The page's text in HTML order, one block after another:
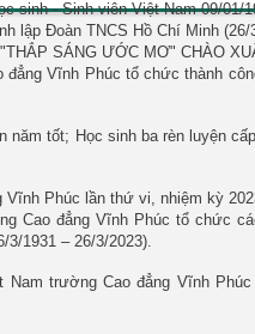
sinh - Sinh viên Việt Nam 09/01/
lập Đoàn TNCS Hồ Chí Minh (26/
SÁNG ƯỚC MƠ" CHÀO
đẳng Vĩnh Phúc tổ chức thành
tốt; Học sinh ba rèn luyện
Phúc lần thứ vi, nhiệm kỳ
Cao đẳng Vĩnh Phúc tổ chức
3/1931 – 26/3/2023).
Nam trường Cao đẳng Vĩnh